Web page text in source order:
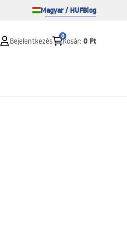
Magyar / HUFBlog
Bejelentkezés
0
Kosár: 0 Ft